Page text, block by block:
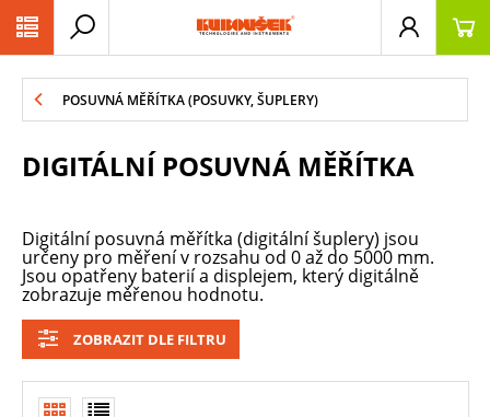
POSUVNÁ MĚŘÍTKA (POSUVKY, ŠUPLERY)
DIGITÁLNÍ POSUVNÁ MĚŘÍTKA
Digitální posuvná měřítka (digitální šuplery) jsou
určeny pro měření v rozsahu od 0 až do 5000 mm.
Jsou opatřeny baterií a displejem, který digitálně
zobrazuje měřenou hodnotu.
ZOBRAZIT DLE FILTRU